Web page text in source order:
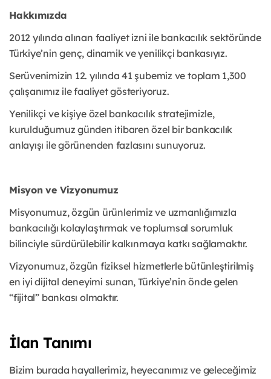
Hakkımızda
2012 yılında alınan faaliyet izni ile bankacılık sektöründe
Türkiye’nin genç, dinamik ve yenilikçi bankasıyız.
Serüvenimizin 12. yılında 41 şubemiz ve toplam 1,300
çalışanımız ile faaliyet gösteriyoruz.
Yenilikçi ve kişiye özel bankacılık stratejimizle,
kurulduğumuz günden itibaren özel bir bankacılık
anlayışı ile görünenden fazlasını sunuyoruz.
Misyon ve Vizyonumuz
Misyonumuz, özgün ürünlerimiz ve uzmanlığımızla
bankacılığı kolaylaştırmak ve toplumsal sorumluk
bilinciyle sürdürülebilir kalkınmaya katkı sağlamaktır.
Vizyonumuz, özgün fiziksel hizmetlerle bütünleştirilmiş
en iyi dijital deneyimi sunan, Türkiye’nin önde gelen
“fijital” bankası olmaktır.
İlan Tanımı
Bizim burada hayallerimiz, heyecanımız ve geleceğimiz